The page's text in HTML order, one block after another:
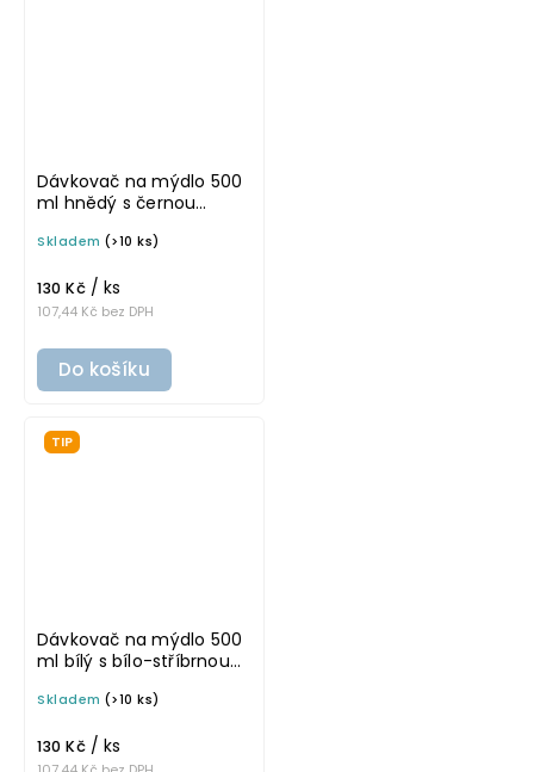
Dávkovač na mýdlo 500
ml hnědý s černou
Skladem (>10 ks)
107,44 Kč bez DPH
130 Kč / ks
Do košíku
TIP
Dávkovač na mýdlo 500
ml bílý s bílo-stříbrnou
Skladem (>10 ks)
130 Kč / ks